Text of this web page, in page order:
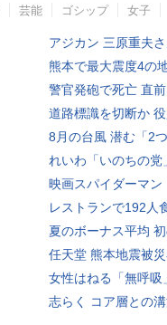
芸能 ゴシップ 女子
アジカン 三原重夫
熊本で最大震度4の
警官発砲で死亡 直
道路標識を切断か
8月の台風 潜む「2つ
れいわ「いのちの党
映画スパイダーマン
レストランで192人
夏のボーナス平均
任天堂 熊本地震被
女性はねる「無呼吸
志らく コア層との